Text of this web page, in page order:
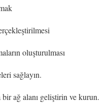
oluşturulması
sağlayın.
ağ alanı geliştirin ve kurun.